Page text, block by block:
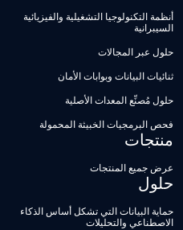
أنظمة التكنولوجيا التشغيلية والفيزيائية
السيبرانية
حلول عبر المجالات
ثنائيات البيانات وبوابات الأمان
حلول مُصنِّع المعدات الأصلية
فحص البرمجيات الخبيثة المحمولة
منتجات
عرض جميع المنتجات
حلول
حماية البيانات التي تشكل أساس الذكاء
الاصطناعي والتحليلات